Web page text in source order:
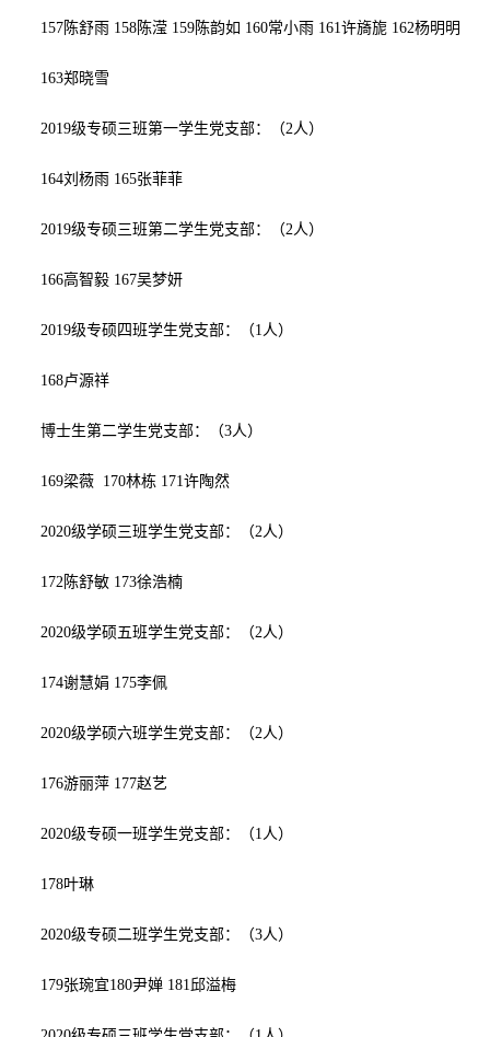
157陈舒雨 158陈滢 159陈韵如 160常小雨 161许旖旎 162杨明明
163郑晓雪
2019级专硕三班第一学生党支部：（2人）
164刘杨雨 165张菲菲
2019级专硕三班第二学生党支部：（2人）
166高智毅 167吴梦妍
2019级专硕四班学生党支部：（1人）
168卢源祥
博士生第二学生党支部：（3人）
169梁薇 170林栋 171许陶然
2020级学硕三班学生党支部：（2人）
172陈舒敏 173徐浩楠
2020级学硕五班学生党支部：（2人）
174谢慧娟 175李佩
2020级学硕六班学生党支部：（2人）
176游丽萍 177赵艺
2020级专硕一班学生党支部：（1人）
178叶琳
2020级专硕二班学生党支部：（3人）
179张琬宜180尹婵 181邱溢梅